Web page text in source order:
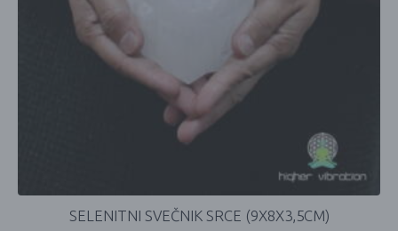
SELENITNI SVEČNIK SRCE (9X8X3,5CM)